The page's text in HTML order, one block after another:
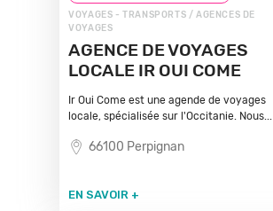
VOYAGES - TRANSPORTS / AGENCES DE
VOYAGES
AGENCE DE VOYAGES
LOCALE IR OUI COME
Ir Oui Come est une agende de voyages
locale, spécialisée sur l'Occitanie. Nous...
66100 Perpignan
EN SAVOIR +